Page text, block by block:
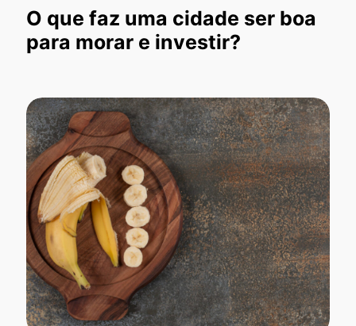
O que faz uma cidade ser boa
para morar e investir?